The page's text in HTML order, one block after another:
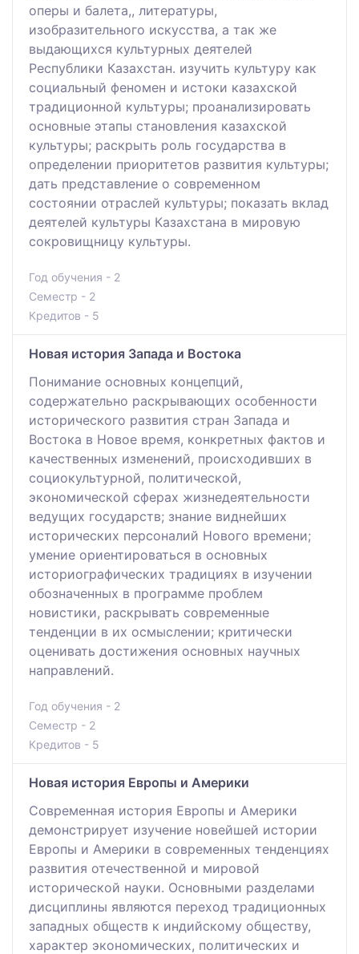
оперы и балета,, литературы,
изобразительного искусства, а так же
выдающихся культурных деятелей
Республики Казахстан. изучить культуру как
социальный феномен и истоки казахской
традиционной культуры; проанализировать
основные этапы становления казахской
культуры; раскрыть роль государства в
определении приоритетов развития культуры;
дать представление о современном
состоянии отраслей культуры; показать вклад
деятелей культуры Казахстана в мировую
сокровищницу культуры.
Год обучения - 2
Семестр - 2
Кредитов - 5
Новая история Запада и Востока
Понимание основных концепций,
содержательно раскрывающих особенности
исторического развития стран Запада и
Востока в Новое время, конкретных фактов и
качественных изменений, происходивших в
социокультурной, политической,
экономической сферах жизнедеятельности
ведущих государств; знание виднейших
исторических персоналий Нового времени;
умение ориентироваться в основных
историографических традициях в изучении
обозначенных в программе проблем
новистики, раскрывать современные
тенденции в их осмыслении; критически
оценивать достижения основных научных
направлений.
Год обучения - 2
Семестр - 2
Кредитов - 5
Новая история Европы и Америки
Современная история Европы и Америки
демонстрирует изучение новейшей истории
Европы и Америки в современных тенденциях
развития отечественной и мировой
исторической науки. Основными разделами
дисциплины являются переход традиционных
западных обществ к индийскому обществу,
характер экономических, политических и